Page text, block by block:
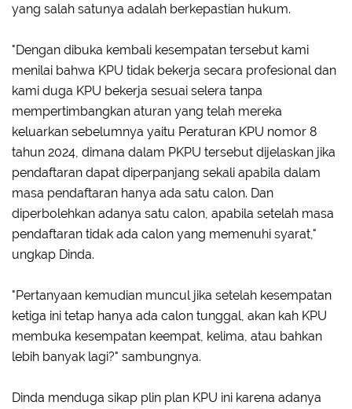
yang salah satunya adalah berkepastian hukum.
"Dengan dibuka kembali kesempatan tersebut kami
menilai bahwa KPU tidak bekerja secara profesional dan
kami duga KPU bekerja sesuai selera tanpa
mempertimbangkan aturan yang telah mereka
keluarkan sebelumnya yaitu Peraturan KPU nomor 8
tahun 2024, dimana dalam PKPU tersebut dijelaskan jika
pendaftaran dapat diperpanjang sekali apabila dalam
masa pendaftaran hanya ada satu calon. Dan
diperbolehkan adanya satu calon, apabila setelah masa
pendaftaran tidak ada calon yang memenuhi syarat,"
ungkap Dinda.
"Pertanyaan kemudian muncul jika setelah kesempatan
ketiga ini tetap hanya ada calon tunggal, akan kah KPU
membuka kesempatan keempat, kelima, atau bahkan
lebih banyak lagi?" sambungnya.
Dinda menduga sikap plin plan KPU ini karena adanya